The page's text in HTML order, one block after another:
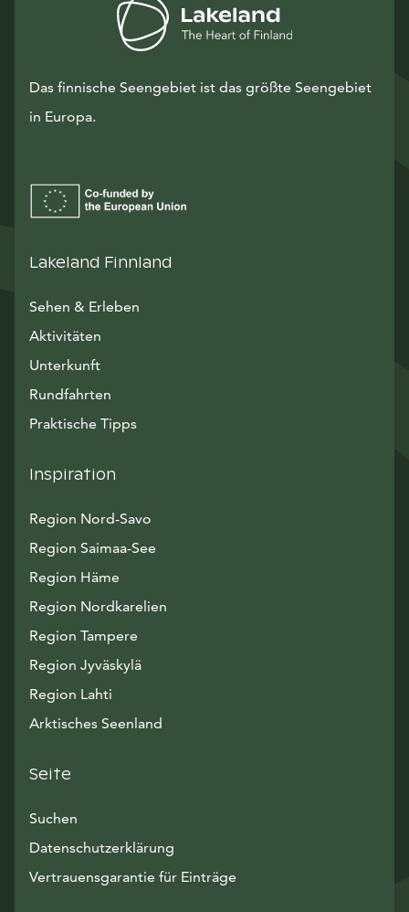
Das finnische Seengebiet ist das größte Seengebiet
in Europa.
Lakeland Finnland
Sehen & Erleben
Aktivitäten
Unterkunft
Rundfahrten
Praktische Tipps
Inspiration
Region Nord-Savo
Region Saimaa-See
Region Häme
Region Nordkarelien
Region Tampere
Region Jyväskylä
Region Lahti
Arktisches Seenland
Seite
Suchen
Datenschutzerklärung
Vertrauensgarantie für Einträge